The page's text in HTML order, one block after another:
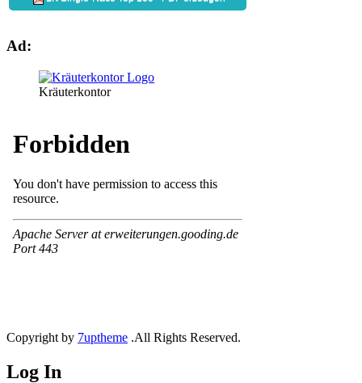
Ad:
Kräuterkontor
Copyright by 7uptheme .All Rights Reserved.
Log In